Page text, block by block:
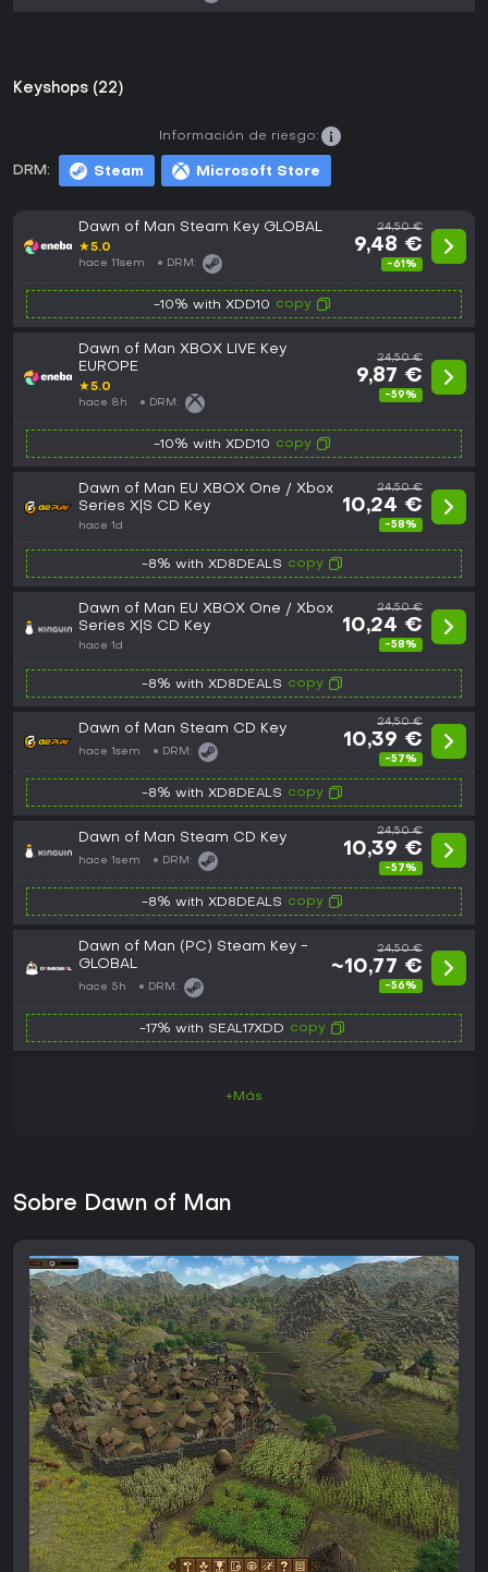
Keyshops (22)
DRM: Steam Microsoft Store
Información de riesgo:
Dawn of Man Steam Key GLOBAL
★5.0
hace 11sem DRM:
24,50 €
9,48 €
-61%
-10% with XDD10 copy
Dawn of Man XBOX LIVE Key
EUROPE
★5.0
hace 8h DRM:
24,50 €
9,87 €
-59%
-10% with XDD10 copy
Dawn of Man EU XBOX One / Xbox
Series X|S CD Key
hace 1d
24,50 €
10,24 €
-58%
-8% with XD8DEALS copy
Dawn of Man EU XBOX One / Xbox
Series X|S CD Key
hace 1d
24,50 €
10,24 €
-58%
-8% with XD8DEALS copy
Dawn of Man Steam CD Key
hace 1sem DRM:
24,50 €
10,39 €
-57%
-8% with XD8DEALS copy
Dawn of Man Steam CD Key
hace 1sem DRM:
24,50 €
10,39 €
-57%
-8% with XD8DEALS copy
Dawn of Man (PC) Steam Key -
GLOBAL
hace 5h DRM:
24,50 €
~10,77 €
-56%
-17% with SEAL17XDD copy
+Más
Sobre Dawn of Man